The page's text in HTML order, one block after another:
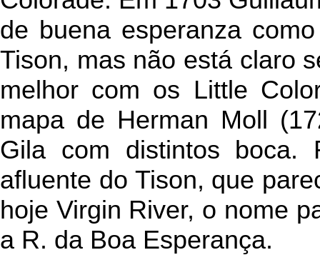
de buena esperanza
Tison, mas não está claro
melhor com os Little
mapa de Herman Moll
Gila com distintos
afluente do Tison, que
hoje Virgin River, o nome
a R. da Boa Esperança.